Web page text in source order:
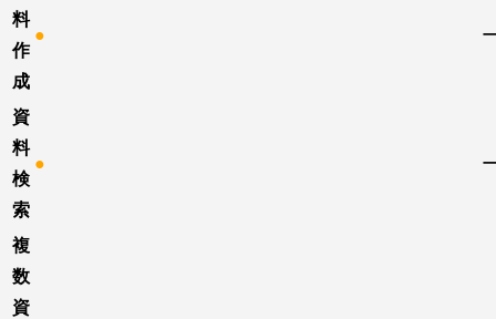
料
作
成
●
資
料
検
索
●
複
数
資